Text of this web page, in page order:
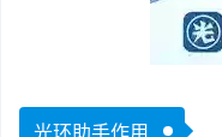
光环助手作用